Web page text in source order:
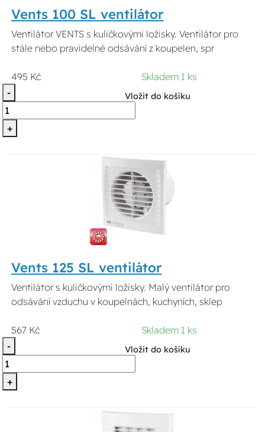
Vents 100 SL ventilátor
Ventilátor VENTS s kuličkovými ložisky. Ventilátor pro
stále nebo pravidelné odsávání z koupelen, spr
495 Kč
Skladem 1 ks
-
+
Vložit do košíku
Vents 125 SL ventilátor
Ventilátor s kuličkovými ložisky. Malý ventilátor pro
odsávání vzduchu v koupelnách, kuchyních, sklep
567 Kč
Skladem 1 ks
-
+
Vložit do košíku